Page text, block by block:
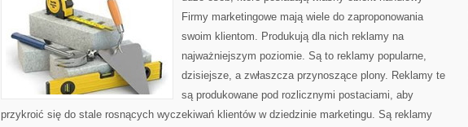
UZYSKANIEM
KLIENTÓW
Firmy marketingowe mają wiele do zaproponowania
swoim klientom. Produkują dla nich reklamy na
najważniejszym poziomie. Są to reklamy popularne,
dzisiejsze, a zwłaszcza przynoszące plony. Reklamy te
są produkowane pod rozlicznymi postaciami, aby
przykroić się do stale rosnących wyczekiwań klientów w dziedzinie marketingu. Są reklamy